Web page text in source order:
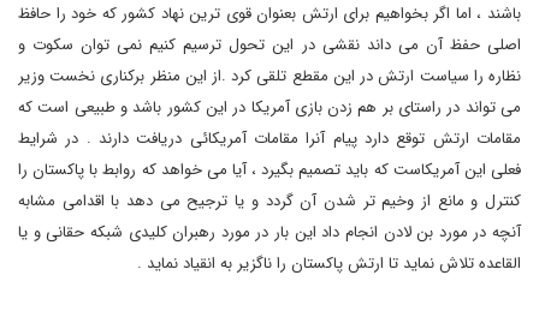
باشند ، اما اگر بخواهیم برای ارتش بعنوان قوی ترین نهاد کشور که خود را حافظ
اصلی حفظ آن می داند نقشی در این تحول ترسیم کنیم نمی توان سکوت و
نظاره را سیاست ارتش در این مقطع تلقی کرد .از این منظر برکناری نخست وزیر
می تواند در راستای بر هم زدن بازی آمریکا در این کشور باشد و طبیعی است که
مقامات ارتش توقع دارد پیام آنرا مقامات آمریکائی دریافت دارند . در شرایط
فعلی این آمریکاست که باید تصمیم بگیرد ، آیا می خواهد که روابط با پاکستان را
کنترل و مانع از وخیم تر شدن آن گردد و یا ترجیح می دهد با اقدامی مشابه
آنچه در مورد بن لادن انجام داد این بار در مورد رهبران کلیدی شبکه حقانی و یا
القاعده تلاش نماید تا ارتش پاکستان را ناگزیر به انقیاد نماید .